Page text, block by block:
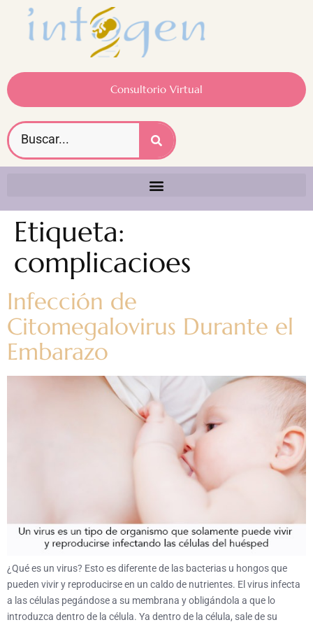
Consultorio Virtual
Etiqueta:
complicacioes
Infección de
Citomegalovirus Durante el
Embarazo
¿Qué es un virus? Esto es diferente de las bacterias u hongos que
pueden vivir y reproducirse en un caldo de nutrientes. El virus infecta
a las células pegándose a su membrana y obligándola a que lo
introduzca dentro de la célula. Ya dentro de la célula, sale de su